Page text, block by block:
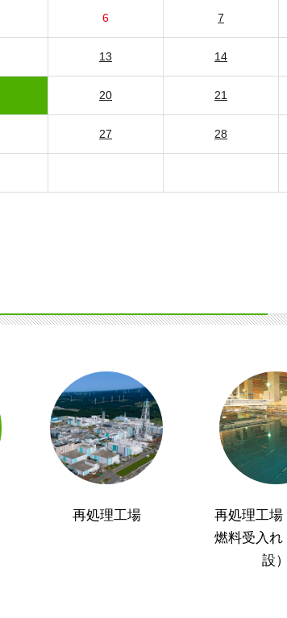
6 7
13 14
20 21
27 28
再処理工場
再処理工場
燃料受入れ
設